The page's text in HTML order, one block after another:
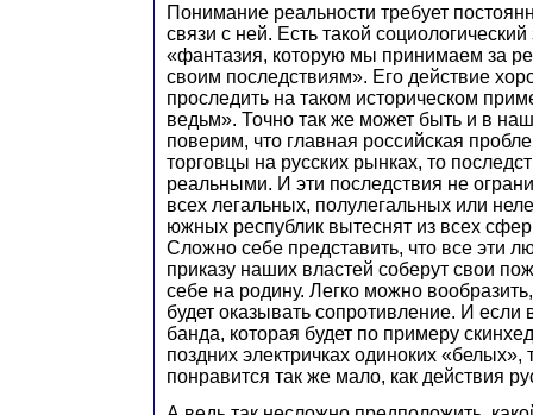
Понимание реальности требует
связи с ней. Есть такой
«фантазия, которую мы принимаем за
своим последствиям». Его действие
проследить на таком историческом
ведьм». Точно так же может быть и в
поверим, что главная российская
торговцы на русских рынках, то
реальными. И эти последствия не
всех легальных, полулегальных или
южных республик вытеснят из всех
Сложно себе представить, что все эти
приказу наших властей соберут свои
себе на родину. Легко можно вообразить,
будет оказывать сопротивление. И если
банда, которая будет по примеру
поздних электричках одиноких «белых»,
понравится так же мало, как действия